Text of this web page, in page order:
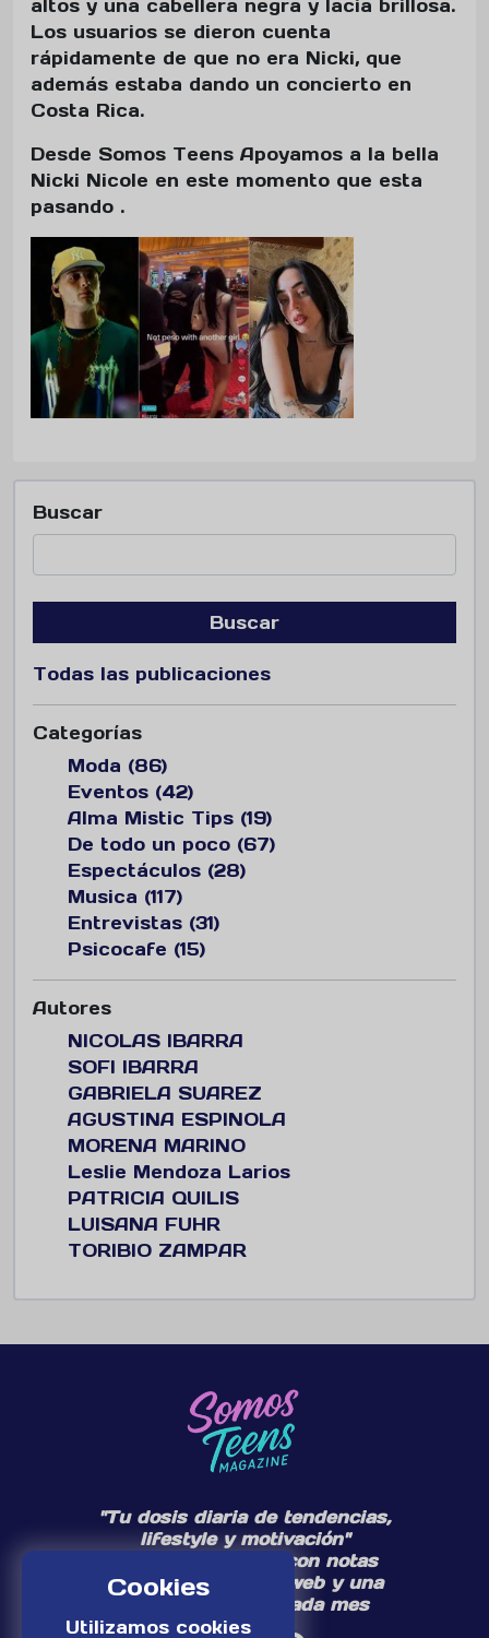
Cookies
Utilizamos cookies
altos y una cabellera negra y lacia brillosa.
Los usuarios se dieron cuenta
rápidamente de que no era Nicki, que
además estaba dando un concierto en
Costa Rica.
Desde Somos Teens Apoyamos a la bella
Nicki Nicole en este momento que esta
pasando .
Buscar
Buscar
Todas las publicaciones
Categorías
Moda (86)
Eventos (42)
Alma Mistic Tips (19)
De todo un poco (67)
Espectáculos (28)
Musica (117)
Entrevistas (31)
Psicocafe (15)
Autores
NICOLAS IBARRA
SOFI IBARRA
GABRIELA SUAREZ
AGUSTINA ESPINOLA
MORENA MARINO
Leslie Mendoza Larios
PATRICIA QUILIS
LUISANA FUHR
TORIBIO ZAMPAR
"Tu dosis diaria de tendencias,
lifestyle y motivación"
Te acompañamos con notas
diarias en nuestra web y una
edición especial cada mes